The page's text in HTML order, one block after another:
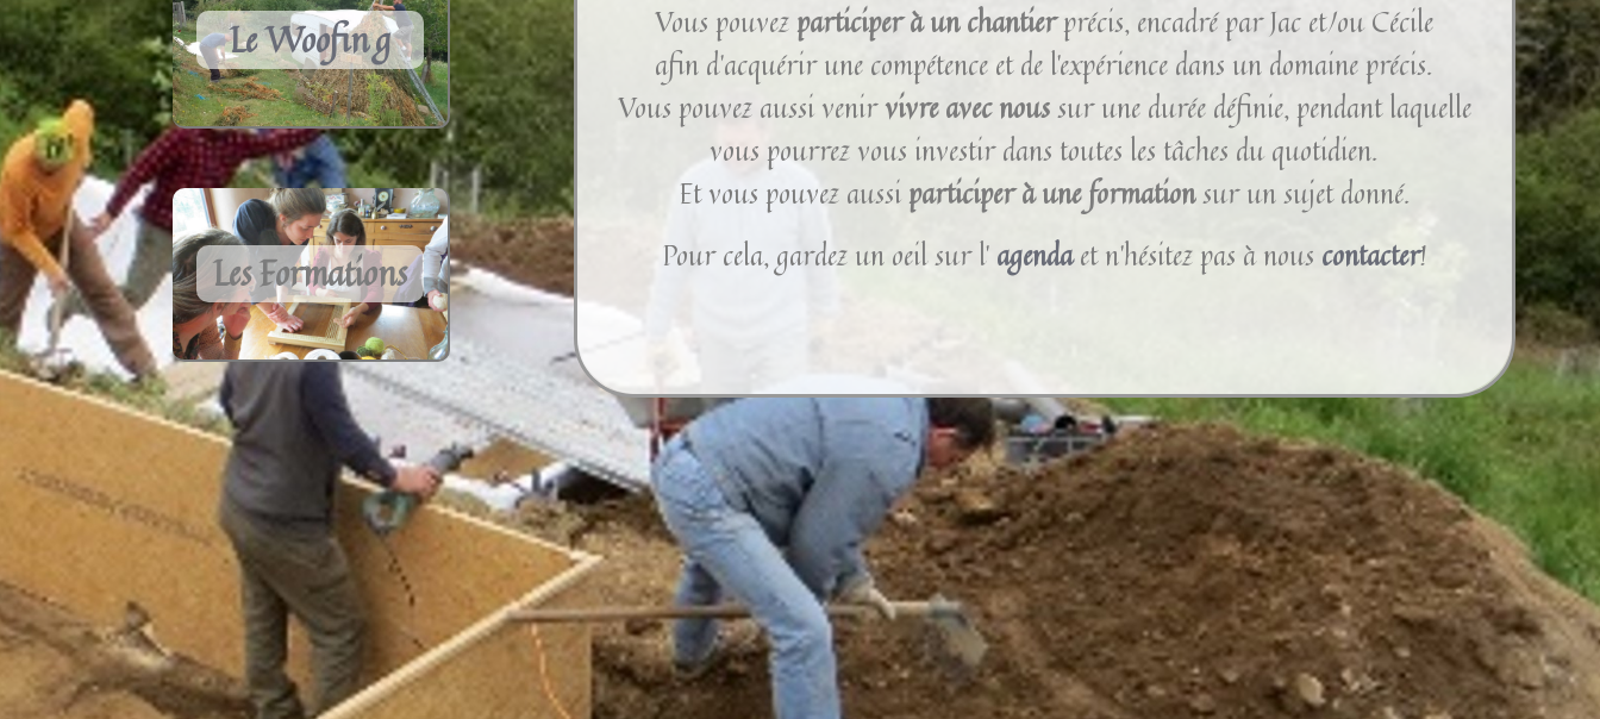
Le Woofing
Les Formations
Vous pouvez participer à un chantierprécis, encadré par Jac et/ou Cécile
afin d’acquérir une compétence et de l’expérience dans un domaine précis.
Vous pouvez aussi venirvivre avec noussur une durée définie, pendant laquelle
vous pourrez vous investir dans toutes les tâches du quotidien.
Et vous pouvez aussi participer à une formationsur un sujet donné.
Pour cela, gardez un oeil sur l’ agendaet n’hésitez pas à nous contacter!